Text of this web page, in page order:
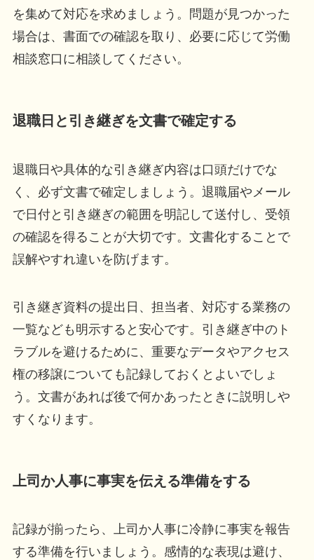
を集めて対応を求めましょう。問題が見つかった
場合は、書面での確認を取り、必要に応じて労働
相談窓口に相談してください。
退職日と引き継ぎを文書で確定する
退職日や具体的な引き継ぎ内容は口頭だけでな
く、必ず文書で確定しましょう。退職届やメール
で日付と引き継ぎの範囲を明記して送付し、受領
の確認を得ることが大切です。文書化することで
誤解やすれ違いを防げます。
引き継ぎ資料の提出日、担当者、対応する業務の
一覧なども明示すると安心です。引き継ぎ中のト
ラブルを避けるために、重要なデータやアクセス
権の移譲についても記録しておくとよいでしょ
う。文書があれば後で何かあったときに説明しや
すくなります。
上司か人事に事実を伝える準備をする
記録が揃ったら、上司か人事に冷静に事実を報告
する準備を行いましょう。感情的な表現は避け、